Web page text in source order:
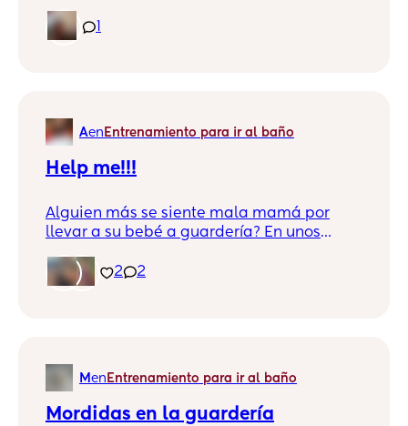
bebé tiene 2 meses y medio, me servirían
mucho sus recomendaciones. Abrazos a
Aen Entrenamiento para ir al baño
Help me!!!
Alguien más se siente mala mamá por
llevar a su bebé a guardería? En unos
dejar en guardería y ya estoy sufriendo :(
¿Que experiencia tienen con las
2 2
M en Entrenamiento para ir al baño
Mordidas en la guardería